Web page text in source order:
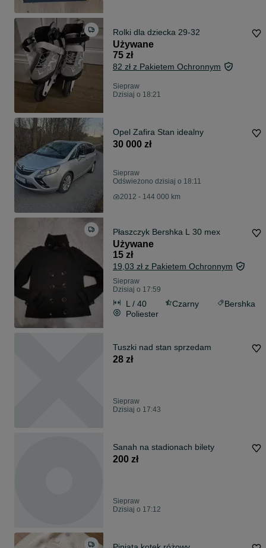
Rolki dla dziecka 29-32
Używane
75 zł
82 zł z Pakietem Ochronnym
Siepraw
Dzisiaj o 18:21
Opel Zafira Stan idealny
30 000 zł
Siepraw
Odświeżono dzisiaj o 18:11
2012 - 144 000 km
Płaszczyk Bershka L 30 mex
Używane
15 zł
19,03 zł z Pakietem Ochronnym
Siepraw
Dzisiaj o 17:59
L / 40 Czarny
Bershka
Poliester
Tuszki nad stan sprzedam
28 zł
Siepraw
Dzisiaj o 17:43
Sanah na stadionach bilety
200 zł
Siepraw
Dzisiaj o 17:12